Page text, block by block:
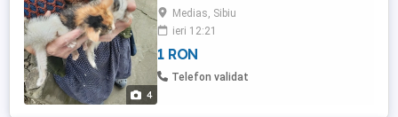
4
șase noua patru patru noua zero opt trei
Medias, Sibiu
ieri 12:21
1 RON
Telefon validat